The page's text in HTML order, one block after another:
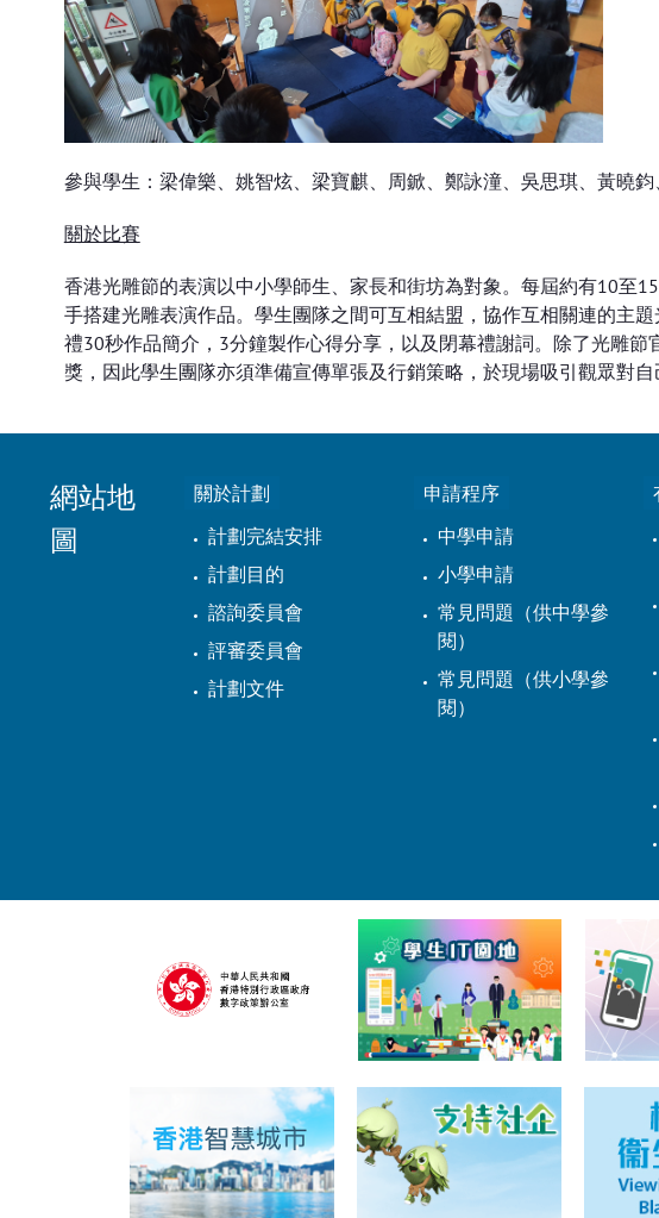
參與學生：梁偉樂、姚智炫、梁寶麒、周鍁、鄭詠潼、吳思琪、黃曉
關於比賽
香港光雕節的表演以中小學師生、家長和街坊為對象。每屆約有10至
手搭建光雕表演作品。學生團隊之間可互相結盟，協作互相關連的主
禮30秒作品簡介，3分鐘製作心得分享，以及閉幕禮謝詞。除了光雕
獎，因此學生團隊亦須準備宣傳單張及行銷策略，於現場吸引觀眾對自
網站地
圖
關於計劃
計劃完結安排
計劃目的
諮詢委員會
評審委員會
計劃文件
申請程序
中學申請
小學申請
常見問題（供中學參
閱）
常見問題（供小學參
閱）